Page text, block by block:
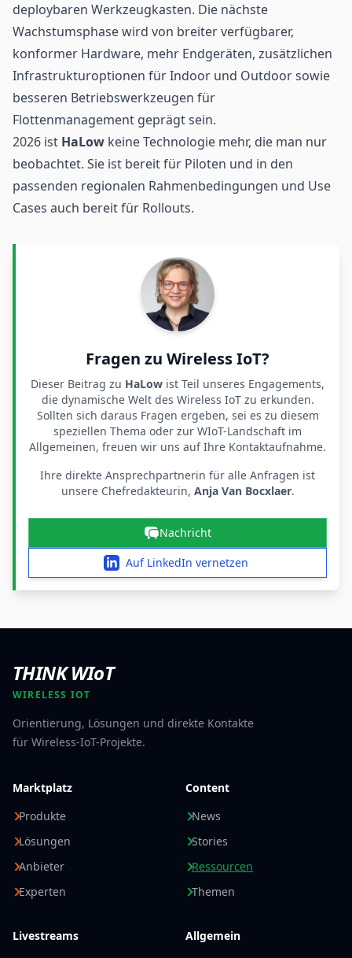
deploybaren Werkzeugkasten. Die nächste
Wachstumsphase wird von breiter verfügbarer,
konformer Hardware, mehr Endgeräten, zusätzlichen
Infrastrukturoptionen für Indoor und Outdoor sowie
besseren Betriebswerkzeugen für
Flottenmanagement geprägt sein.
2026 ist HaLow keine Technologie mehr, die man nur
beobachtet. Sie ist bereit für Piloten und in den
passenden regionalen Rahmenbedingungen und Use
Cases auch bereit für Rollouts.
Fragen zu Wireless IoT?
Dieser Beitrag zu HaLow ist Teil unseres Engagements,
die dynamische Welt des Wireless IoT zu erkunden.
Sollten sich daraus Fragen ergeben, sei es zu diesem
speziellen Thema oder zur WIoT-Landschaft im
Allgemeinen, freuen wir uns auf Ihre Kontaktaufnahme.
Ihre direkte Ansprechpartnerin für alle Anfragen ist
unsere Chefredakteurin, Anja Van Bocxlaer.
Nachricht
Auf LinkedIn vernetzen
THINK WIoT
WIRELESS IOT
Orientierung, Lösungen und direkte Kontakte
für Wireless-IoT-Projekte.
Marktplatz
Produkte
Lösungen
Anbieter
Experten
Content
News
Stories
Ressourcen
Themen
Livestreams
Allgemein